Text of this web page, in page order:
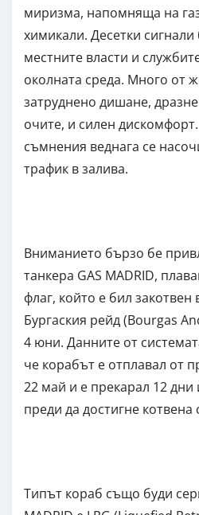
миризма, напомняща на
химикали. Десетки
местните власти и
околната среда. Много от
затруднено дишане,
очите, и силен
съмнения веднага се
трафик в залива.
Вниманието бързо бе
танкера GAS MADRID,
флаг, който е бил закотвен
Бургаския рейд (Bourgas
4 юни. Данните от
че корабът е отплавал от
22 май и е прекарал 12 дни
преди да достигне котвена
Типът кораб също буди